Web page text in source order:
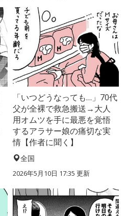
「いつどうなっても…」70代
父が全裸で救急搬送→大人
用オムツを手に最悪を覚悟
するアラサー娘の痛切な実
情【作者に聞く】
全国
2026年5月10日 17:35 更新